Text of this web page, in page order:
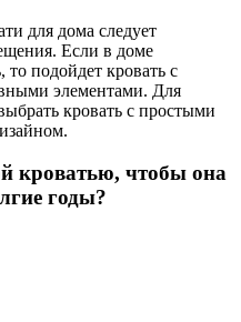
для дома следует
Если в доме
то подойдет кровать с
элементами. Для
кровать с простыми
кроватью, чтобы она
годы?